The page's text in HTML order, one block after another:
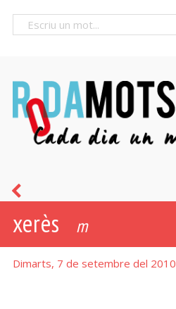
xerès m
Dimarts, 7 de setembre del 2010
bermudes